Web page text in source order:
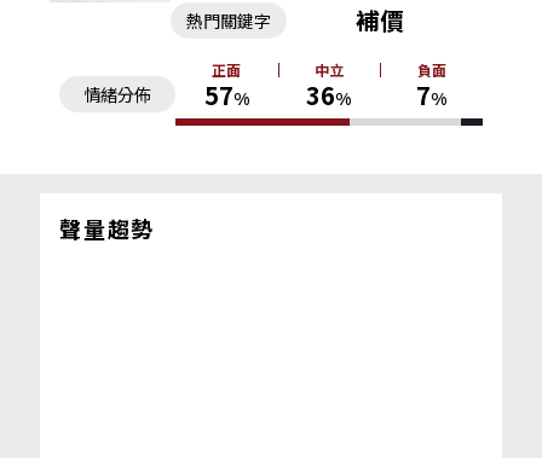
情緒分佈
正面
57%
中立
36%
負面
7%
熱門關鍵字 補價
聲量趨勢